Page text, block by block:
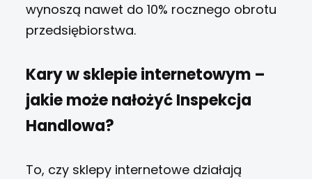
wynoszą nawet do 10% rocznego obrotu
przedsiębiorstwa.
Kary w sklepie internetowym –
jakie może nałożyć Inspekcja
Handlowa?
To, czy sklepy internetowe działają